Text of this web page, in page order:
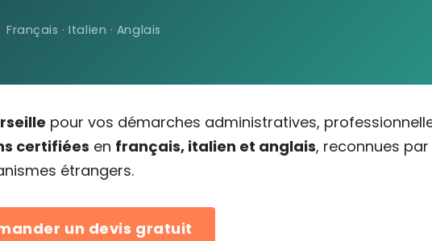
Français · Italien · Anglais
pour vos démarches administratives,
certifiées en français, italien et anglais, reconnues par
étrangers.
un devis gratuit